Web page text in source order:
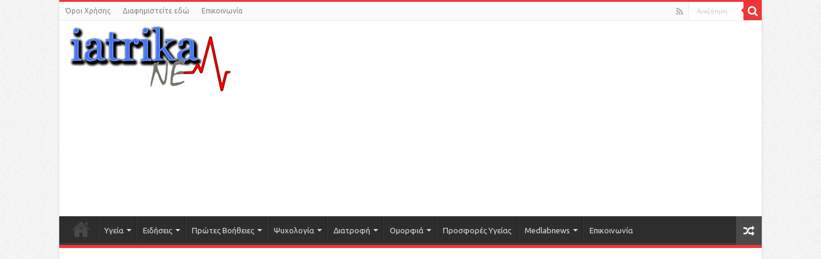
Όροι Χρήσης Διαφημιστείτε εδώ Επικοινωνία
Υγεία Ειδήσεις Πρώτες Βοήθειες Ψυχολογία Διατροφή Ομορφιά Προσφορές Υγείας Medlabnews Επικοινωνία